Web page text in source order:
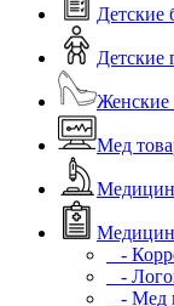
Детские
Детские
Женские
Мед
-
-
- Мед